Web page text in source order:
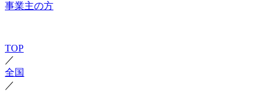
事業主の方
TOP
／
全国
／